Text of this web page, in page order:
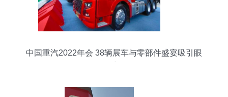
中国重汽2022年会 38辆展车与零部件盛宴吸引眼